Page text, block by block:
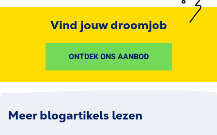
Vind jouw droomjob
ONTDEK ONS AANBOD
Meer blogartikels lezen